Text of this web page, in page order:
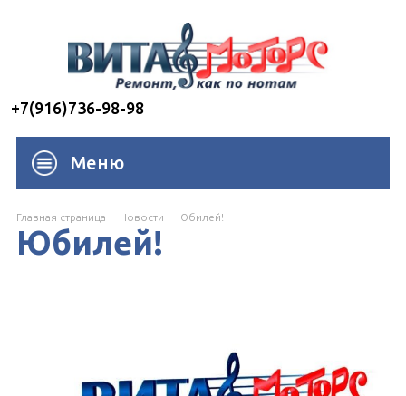
+7(916)736-98-98
Меню
Главная страница Новости Юбилей!
Юбилей!